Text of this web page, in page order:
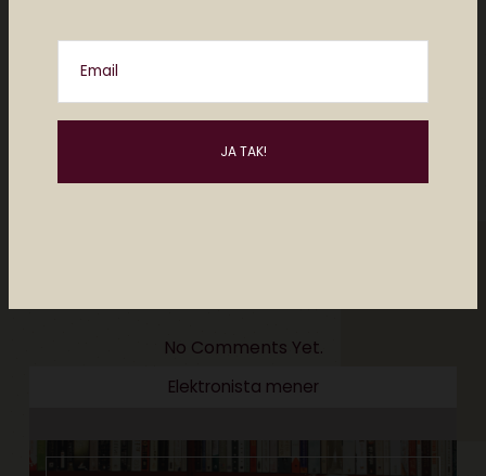
Email
No Comments Yet.
Elektronista mener